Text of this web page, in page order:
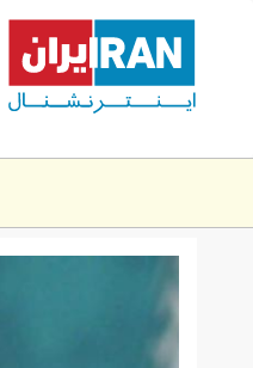
content
mousavi.jpg